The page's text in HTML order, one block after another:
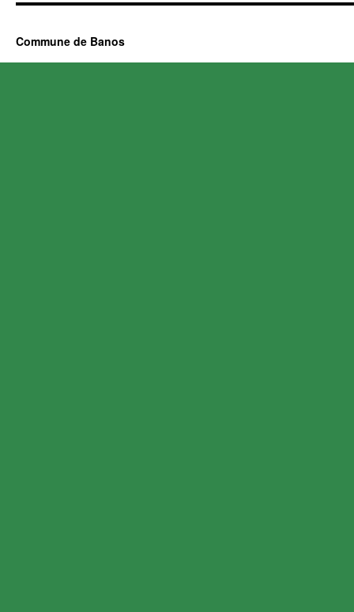
Commune de Banos